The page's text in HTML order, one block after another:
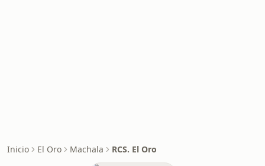
Inicio El Oro Machala RCS. El Oro